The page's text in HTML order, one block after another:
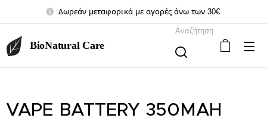
Δωρεάν μεταφορικά με αγορές άνω των 30€.
BioNatural Care
Αναζήτηση
VAPE BATTERY 350MAH